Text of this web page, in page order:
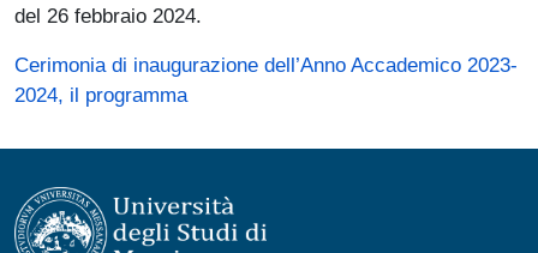
del 26 febbraio 2024.
Cerimonia di inaugurazione dell’Anno Accademico 2023-
2024, il programma